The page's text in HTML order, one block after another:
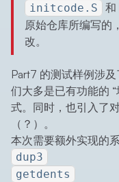
initcode.S 和
原始仓库所编写的
改。
Part7 的测试样例涉
们大多是已有功能的
式。同时，也引入了
（？）。
本次需要额外实现的
dup3
getdents